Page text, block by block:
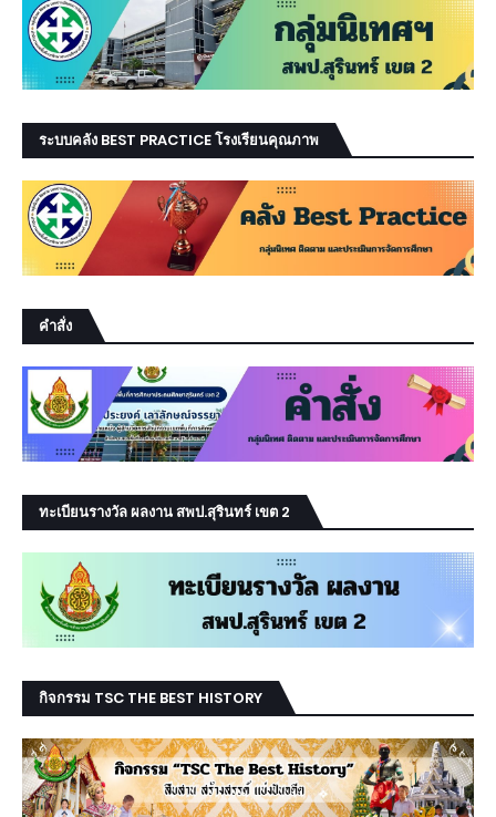
ระบบคลัง BEST PRACTICE โรงเรียนคุณภาพ
คำสั่ง
ทะเบียนรางวัล ผลงาน สพป.สุรินทร์ เขต 2
กิจกรรม TSC THE BEST HISTORY